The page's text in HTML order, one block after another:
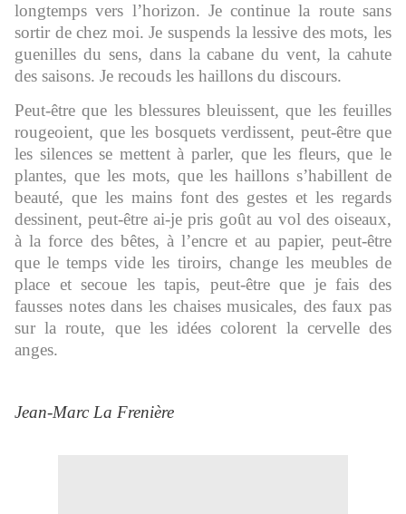
longtemps vers l’horizon. Je continue la route sans
sortir de chez moi. Je suspends la lessive des mots, les
guenilles du sens, dans la cabane du vent, la cahute
des saisons. Je recouds les haillons du discours.
Peut-être que les blessures bleuissent, que les feuilles
rougeoient, que les bosquets verdissent, peut-être que
les silences se mettent à parler, que les fleurs, que le
plantes, que les mots, que les haillons s’habillent de
beauté, que les mains font des gestes et les regards
dessinent, peut-être ai-je pris goût au vol des oiseaux,
à la force des bêtes, à l’encre et au papier, peut-être
que le temps vide les tiroirs, change les meubles de
place et secoue les tapis, peut-être que je fais des
fausses notes dans les chaises musicales, des faux pas
sur la route, que les idées colorent la cervelle des
anges.
Jean-Marc La Frenière